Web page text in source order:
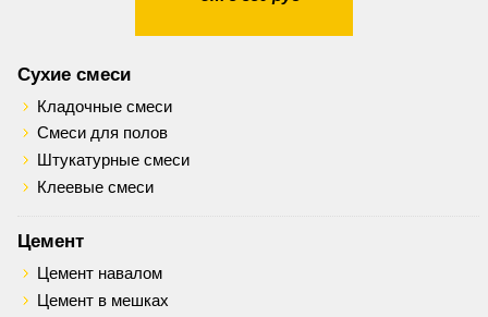
Сухие смеси
Кладочные смеси
Смеси для полов
Штукатурные смеси
Клеевые смеси
Цемент
Цемент навалом
Цемент в мешках